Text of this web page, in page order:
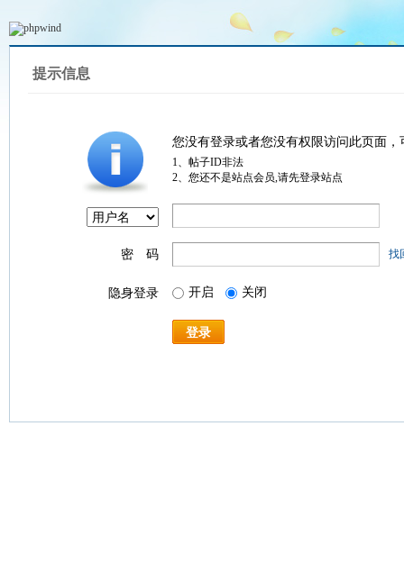
提示信息
您没有登录或者您没有权限访问此页面
1、帖子ID非法
2、您还不是站点会员,请先登录站点
密 码 找
隐身登录 开启 关闭
登录